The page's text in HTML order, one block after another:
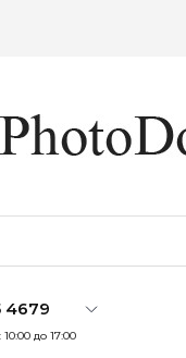
4679
до 17:00